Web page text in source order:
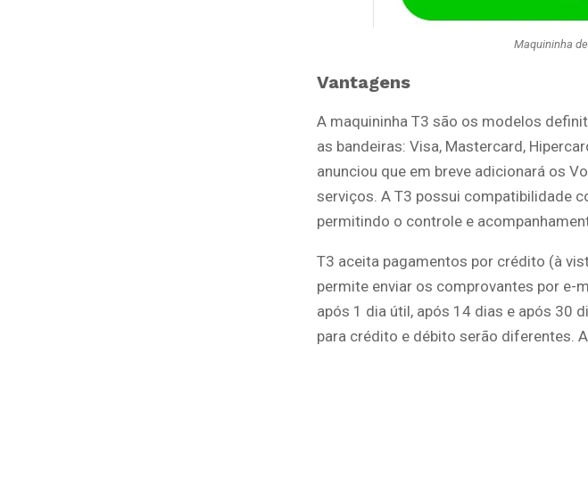
Maquininha
Vantagens
A maquininha T3 são os modelos
as bandeiras: Visa, Mastercard,
anunciou que em breve adicionará os
serviços. A T3 possui compatibilidade
permitindo o controle e
T3 aceita pagamentos por crédito (à
permite enviar os comprovantes por e-
após 1 dia útil, após 14 dias e após 30
para crédito e débito serão diferentes.